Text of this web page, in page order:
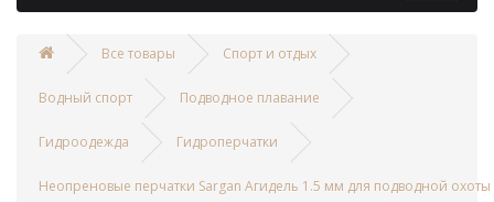
Все товары Спорт и отдых
Водный спорт Подводное плавание
Гидроодежда Гидроперчатки
Неопреновые перчатки Sargan Агидель 1.5 мм для подводной охоты